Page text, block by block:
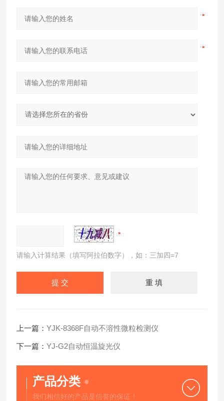
请输入计算结果（填写阿拉伯数字），如：三加四=7
上一篇：YJK-8368F自动不溶性微粒检测仪
下一篇：YJ-G2自动恒温旋光仪
产品分类
我们相信好的产品是信誉的保证！